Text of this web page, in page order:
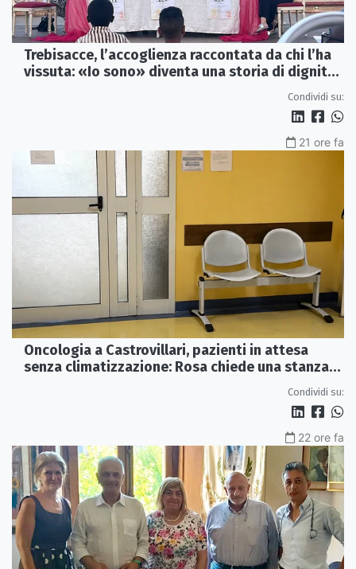
Trebisacce, l’accoglienza raccontata da chi l’ha
vissuta: «Io sono» diventa una storia di dignità
Condividi su:
21 ore fa
Oncologia a Castrovillari, pazienti in attesa
senza climatizzazione: Rosa chiede una stanza
Condividi su:
22 ore fa